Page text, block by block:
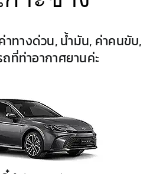
าทางด่วน, น้ำมัน, ค่าคนขับ,
ที่ท่าอากาศยานค่ะ